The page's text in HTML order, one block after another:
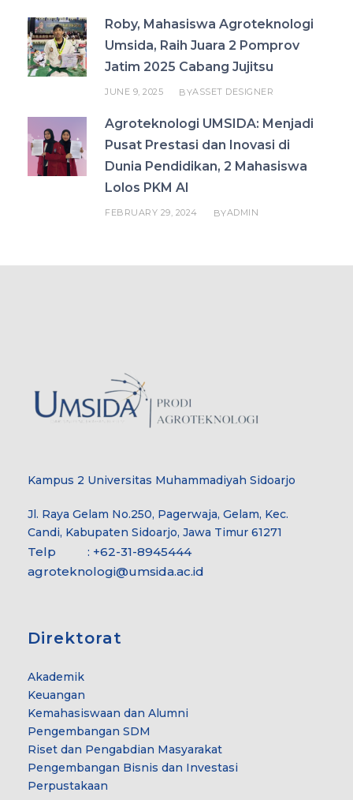
Roby, Mahasiswa Agroteknologi
Umsida, Raih Juara 2 Pomprov
Jatim 2025 Cabang Jujitsu
JUNE 9, 2025 BYASSET DESIGNER
Agroteknologi UMSIDA: Menjadi
Pusat Prestasi dan Inovasi di
Dunia Pendidikan, 2 Mahasiswa
Lolos PKM AI
FEBRUARY 29, 2024 BYADMIN
Kampus 2 Universitas Muhammadiyah Sidoarjo
Jl. Raya Gelam No.250, Pagerwaja, Gelam, Kec.
Candi, Kabupaten Sidoarjo, Jawa Timur 61271
Telp : +62-31-8945444
agroteknologi@umsida.ac.id
Direktorat
Akademik
Keuangan
Kemahasiswaan dan Alumni
Pengembangan SDM
Riset dan Pengabdian Masyarakat
Pengembangan Bisnis dan Investasi
Perpustakaan